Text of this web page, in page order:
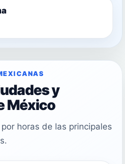
y
México
horas de las principales